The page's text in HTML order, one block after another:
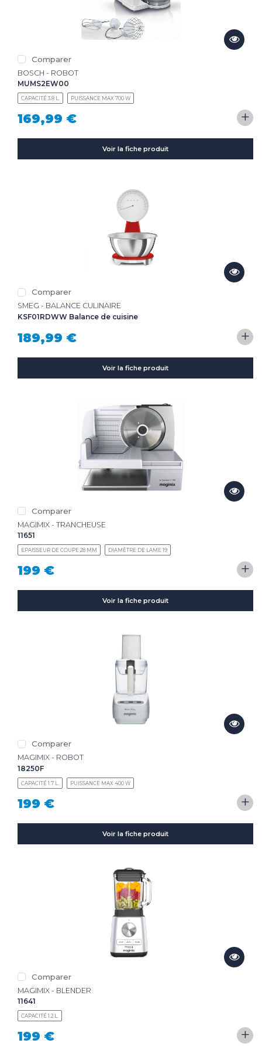
Comparer
BOSCH - ROBOT
MUMS2EW00
CAPACITÉ 3.8 L. PUISSANCE MAX 700 W
169,99 € +
Voir la fiche produit
Comparer
SMEG - BALANCE CULINAIRE
KSF01RDWW Balance de cuisine
189,99 € +
Voir la fiche produit
Comparer
MAGIMIX - TRANCHEUSE
11651
EPAISSEUR DE COUPE 28 MM DIAMÈTRE DE LAME 19
199 € +
Voir la fiche produit
Comparer
MAGIMIX - ROBOT
18250F
CAPACITÉ 1.7 L. PUISSANCE MAX 400 W
199 € +
Voir la fiche produit
Comparer
MAGIMIX - BLENDER
11641
CAPACITÉ 1.2 L.
199 € +